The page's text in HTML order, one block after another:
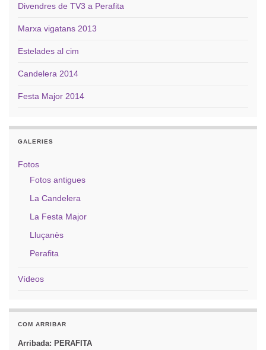
Divendres de TV3 a Perafita
Marxa vigatans 2013
Estelades al cim
Candelera 2014
Festa Major 2014
GALERIES
Fotos
Fotos antigues
La Candelera
La Festa Major
Lluçanès
Perafita
Vídeos
COM ARRIBAR
Arribada: PERAFITA